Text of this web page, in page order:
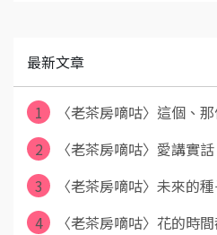
最新文章
1
〈老茶房嘀咕〉這個、
2
〈老茶房嘀咕〉愛講實話
3
〈老茶房嘀咕〉未來的
4
〈老茶房嘀咕〉花的時